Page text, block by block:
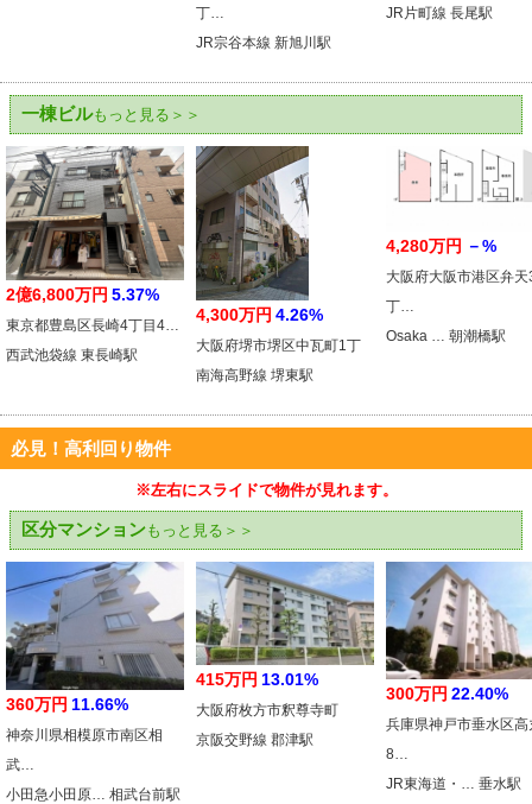
丁…
JR宗谷本線 新旭川駅
JR片町線 長尾駅
一棟ビルもっと見る＞＞
2億6,800万円 5.37%
東京都豊島区長崎4丁目4…
西武池袋線 東長崎駅
4,300万円 4.26%
大阪府堺市堺区中瓦町1丁
南海高野線 堺東駅
4,280万円 －%
大阪府大阪市港区弁天
丁…
Osaka … 朝潮橋駅
必見！高利回り物件
※左右にスライドで物件が見れます。
区分マンションもっと見る＞＞
360万円 11.66%
神奈川県相模原市南区相
武…
小田急小田原… 相武台前駅
415万円 13.01%
大阪府枚方市釈尊寺町
京阪交野線 郡津駅
300万円 22.40%
兵庫県神戸市垂水区高
8…
JR東海道・… 垂水駅